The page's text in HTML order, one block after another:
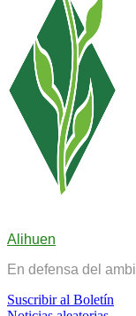
Alihuen
En defensa del
Suscribir al Boletín